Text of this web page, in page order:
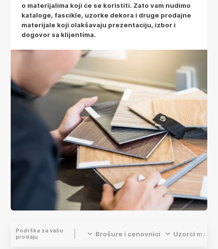
o materijalima koji će se koristiti. Zato vam nudimo
kataloge, fascikle, uzorke dekora i druge prodajne
materijale koji olakšavaju prezentaciju, izbor i
dogovor sa klijentima.
Podrška za vašu
prodaju
Brošure i cenovnici Uzorci